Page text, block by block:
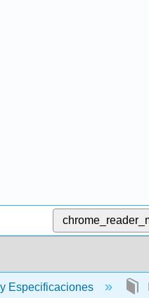
Especificaciones